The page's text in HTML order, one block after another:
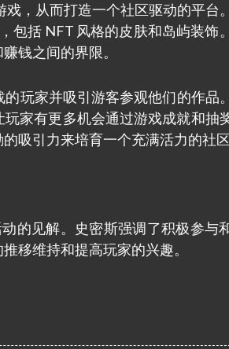
，从而打造一个社区驱动的平台
包括 NFT 风格的皮肤和岛屿装饰
钱之间的界限。
玩家并吸引游客参观他们的作品
家有更多机会通过游戏成就和抽
吸引力来培育一个充满活力的社区
的见解。史密斯强调了积极参与
移维持和提高玩家的兴趣。